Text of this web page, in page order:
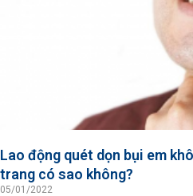
Lao động quét dọn bụi em
trang có sao không?
05/01/2022